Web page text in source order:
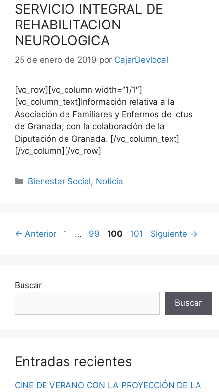
SERVICIO INTEGRAL DE
REHABILITACION
NEUROLOGICA
25 de enero de 2019 por CajarDevlocal
[vc_row][vc_column width=”1/1″]
[vc_column_text]Información relativa a la
Asociación de Familiares y Enfermos de Ictus
de Granada, con la colaboración de la
Diputación de Granada. [/vc_column_text]
[/vc_column][/vc_row]
Bienestar Social, Noticia
← Anterior 1 … 99 100 101 Siguiente →
Buscar
Buscar
Entradas recientes
CINE DE VERANO CON LA PROYECCIÓN DE LA